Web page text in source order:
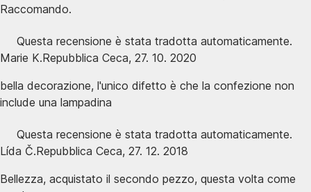
Raccomando.
Questa recensione è stata tradotta automaticamente.
Marie K.Repubblica Ceca, 27. 10. 2020
bella decorazione, l'unico difetto è che la confezione non
include una lampadina
Questa recensione è stata tradotta automaticamente.
Lída Č.Repubblica Ceca, 27. 12. 2018
Bellezza, acquistato il secondo pezzo, questa volta come